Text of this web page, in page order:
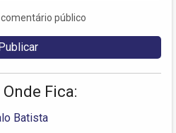
público
Fica:
Batista